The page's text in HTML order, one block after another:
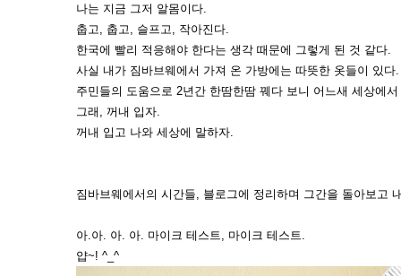
나는 지금 그저 알몸이다.
춥고, 춥고, 슬프고, 작아진다.
한국에 빨리 적응해야 한다는 생각 때문에 그렇게 된 것 같다.
사실 내가 짐바브웨에서 가져 온 가방에는 따뜻한 옷들이 있다.
주민들의 도움으로 2년간 한땀한땀 꿰다 보니 어느새 세상에
그래, 꺼내 입자.
꺼내 입고 나와 세상에 말하자.
짐바브웨에서의 시간들, 블로그에 정리하며 그간을 돌아보고
아.아. 아. 아. 마이크 테스트, 마이크 테스트.
얍~! ^_^